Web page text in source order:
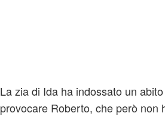
La zia di Ida ha indossato un
provocare Roberto, che però non